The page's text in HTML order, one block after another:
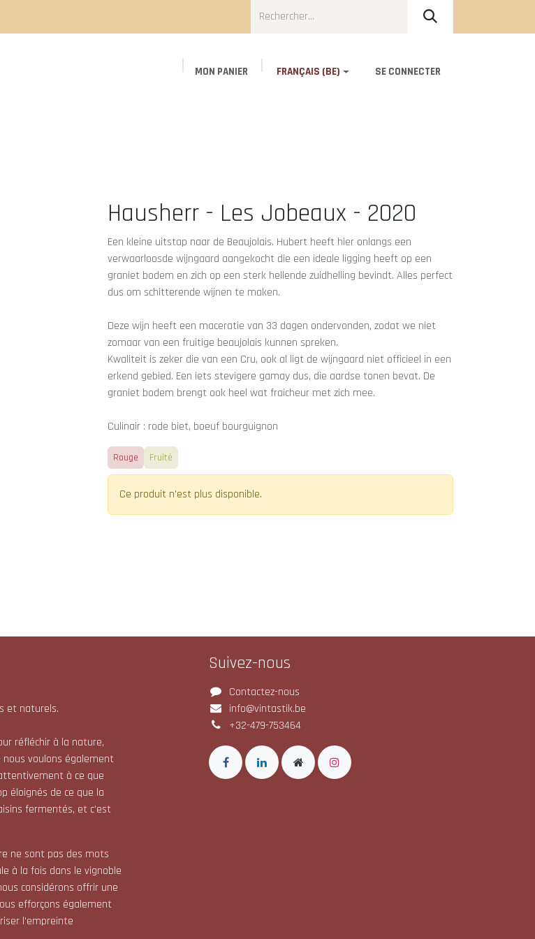
MON PANIER FRANÇAIS (BE) SE CONNECTER
Hausherr - Les Jobeaux - 2020
Een kleine uitstap naar de Beaujolais. Hubert heeft hier onlangs een
verwaarloosde wijngaard aangekocht die een ideale ligging heeft op een
graniet bodem en zich op een sterk hellende zuidhelling bevindt. Alles perfect
dus om schitterende wijnen te maken.
Deze wijn heeft een maceratie van 33 dagen ondervonden, zodat we niet
zomaar van een fruitige beaujolais kunnen spreken.
Kwaliteit is zeker die van een Cru, ook al ligt de wijngaard niet officieel in een
erkend gebied. Een iets stevigere gamay dus, die aardse tonen bevat. De
graniet bodem brengt ook heel wat fraicheur met zich mee.
Culinair : rode biet, boeuf bourguignon
Rouge Fruité
Ce produit n'est plus disponible.
et naturels.
réfléchir à la nature,
voulons également
à ce que
éloignés de ce que la
fermentés, et c'est
ne sont pas des mots
à la fois dans le vignoble
considérons offrir une
efforçons également
l'empreinte
Suivez-nous
Contactez-nous
info@vintastik.be
+32-479-753464